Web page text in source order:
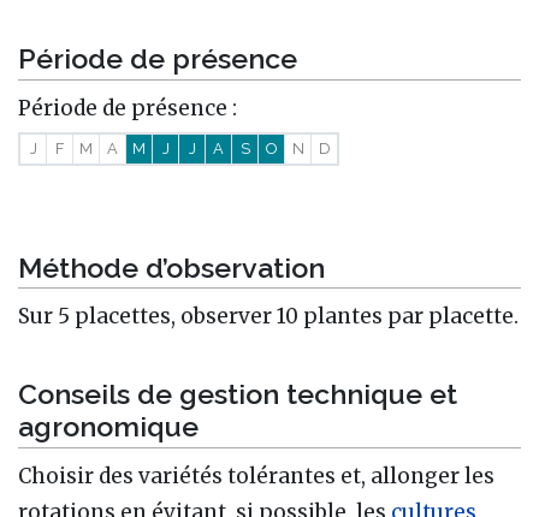
Période de présence
Période de présence :
J F M A M J J A S O N D
Méthode d’observation
Sur 5 placettes, observer 10 plantes par placette.
Conseils de gestion technique et
agronomique
Choisir des variétés tolérantes et, allonger les